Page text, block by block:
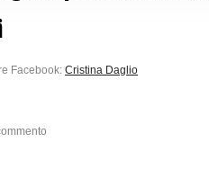
Facebook: Cristina Daglio